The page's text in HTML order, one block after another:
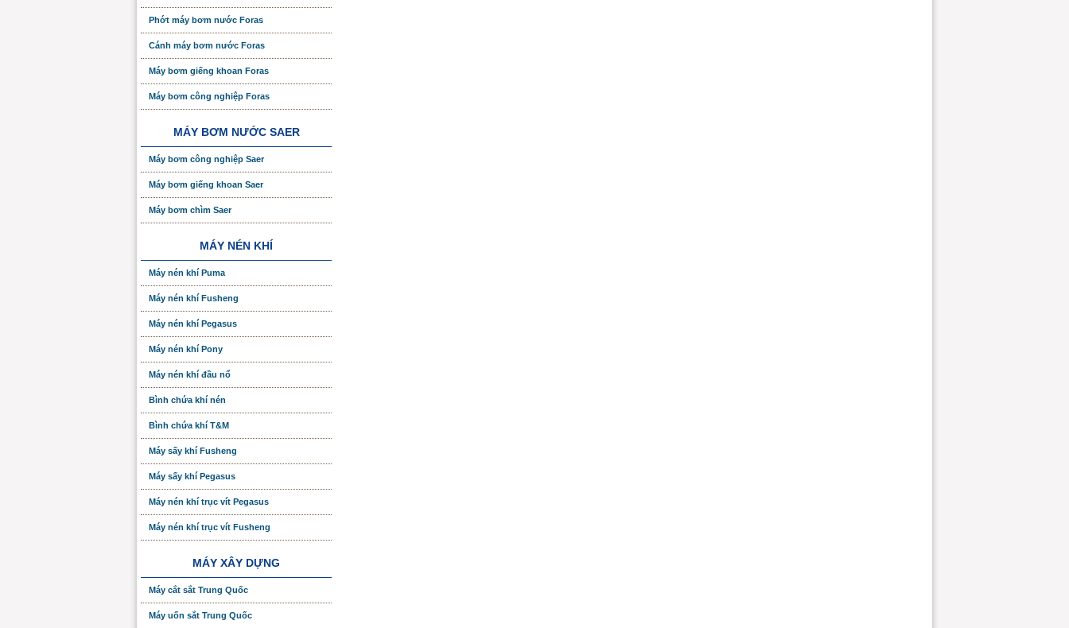
Phớt máy bơm nước Foras
Cánh máy bơm nước Foras
Máy bơm giếng khoan Foras
Máy bơm công nghiệp Foras
MÁY BƠM NƯỚC SAER
Máy bơm công nghiệp Saer
Máy bơm giếng khoan Saer
Máy bơm chìm Saer
MÁY NÉN KHÍ
Máy nén khí Puma
Máy nén khí Fusheng
Máy nén khí Pegasus
Máy nén khí Pony
Máy nén khí đầu nổ
Bình chứa khí nén
Bình chứa khí T&M
Máy sấy khí Fusheng
Máy sấy khí Pegasus
Máy nén khí trục vít Pegasus
Máy nén khí trục vít Fusheng
MÁY XÂY DỰNG
Máy cắt sắt Trung Quốc
Máy uốn sắt Trung Quốc